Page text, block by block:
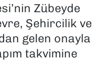
Zübeyde
Şehircilik ve
gelen onayla
takvimine